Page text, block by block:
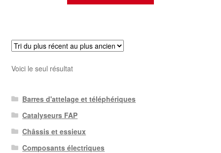
Voici le seul résultat
Barres d'attelage et téléphériques
Catalyseurs FAP
Châssis et essieux
Composants électriques